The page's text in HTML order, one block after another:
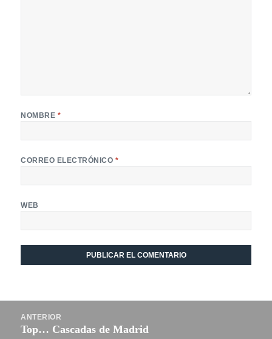
NOMBRE *
CORREO ELECTRÓNICO *
WEB
entradas
ANTERIOR
Entrada
Top… Cascadas de Madrid